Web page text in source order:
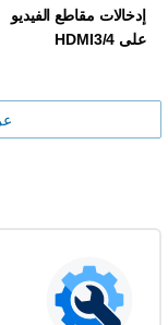
إدخالات مقاطع الفيديو
على HDMI3/4